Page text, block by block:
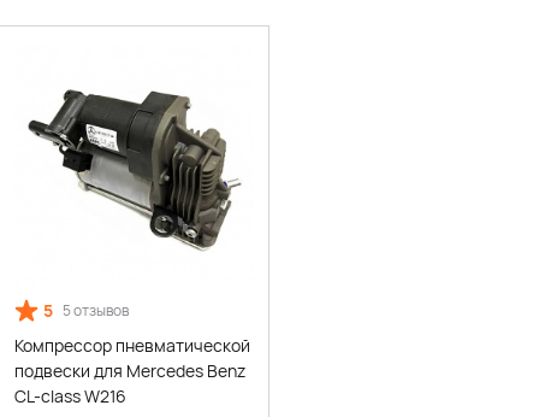
5 5 отзывов
Компрессор пневматической
подвески для Mercedes Benz
CL-class W216